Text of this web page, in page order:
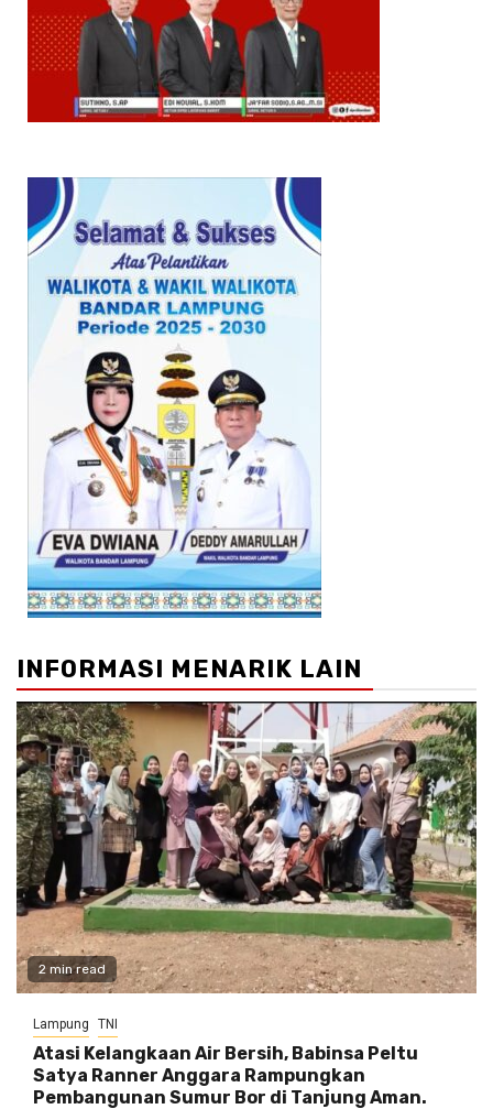
INFORMASI MENARIK LAIN
2 min read
Lampung TNI
Atasi Kelangkaan Air Bersih, Babinsa Peltu
Satya Ranner Anggara Rampungkan
Pembangunan Sumur Bor di Tanjung Aman.